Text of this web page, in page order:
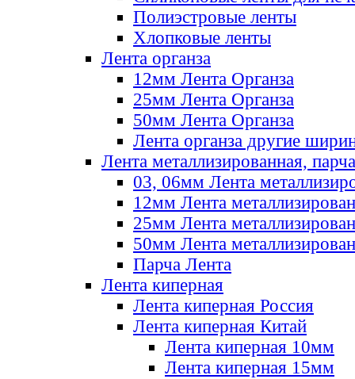
Полиэстровые ленты
Хлопковые ленты
Лента органза
12мм Лента Органза
25мм Лента Органза
50мм Лента Органза
Лента органза другие
Лента металлизированная, парча
03, 06мм Лента
12мм Лента
25мм Лента
50мм Лента
Парча Лента
Лента киперная
Лента киперная Россия
Лента киперная Китай
Лента киперная 10мм
Лента киперная 15мм